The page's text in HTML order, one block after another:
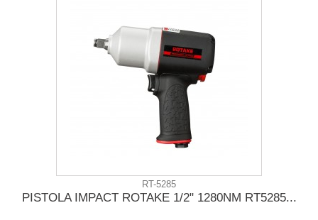
RT-5285
PISTOLA IMPACT ROTAKE 1/2" 1280NM RT5285...